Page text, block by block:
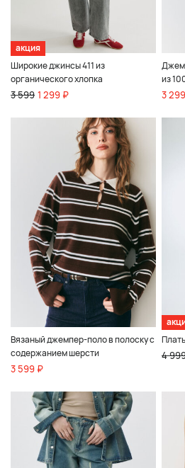
акция
Широкие джинсы 411 из
органического хлопка
3 599 1 299 ₽
из
3
Вязаный джемпер-поло в полоску с
содержанием шерсти
3 599 ₽
4